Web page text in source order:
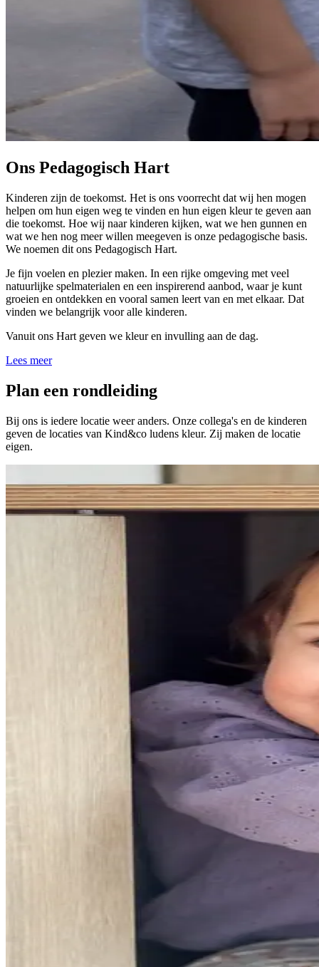
Ons Pedagogisch Hart
Kinderen zijn de toekomst. Het is ons voorrecht dat wij hen mogen
helpen om hun eigen weg te vinden en hun eigen kleur te geven aan
die toekomst. Hoe wij naar kinderen kijken, wat we hen gunnen en
wat we hen nog meer willen meegeven is onze pedagogische basis.
We noemen dit ons Pedagogisch Hart.
Je fijn voelen en plezier maken. In een rijke omgeving met veel
natuurlijke spelmaterialen en een inspirerend aanbod, waar je kunt
groeien en ontdekken en vooral samen leert van en met elkaar. Dat
vinden we belangrijk voor alle kinderen.
Vanuit ons Hart geven we kleur en invulling aan de dag.
Lees meer
Plan een rondleiding
Bij ons is iedere locatie weer anders. Onze collega's en de kinderen
geven de locaties van Kind&co ludens kleur. Zij maken de locatie
eigen.